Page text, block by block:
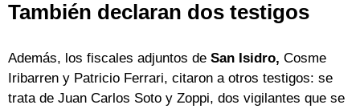
También declaran dos testigos
Además, los fiscales adjuntos de San Isidro, Cosme
Iribarren y Patricio Ferrari, citaron a otros testigos: se
trata de Juan Carlos Soto y Zoppi, dos vigilantes que se